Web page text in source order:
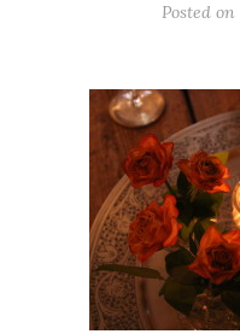
Posted on